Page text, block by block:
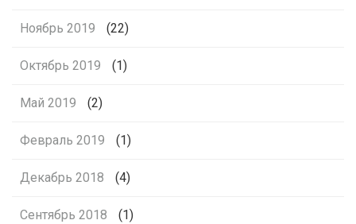
Ноябрь 2019 (22)
Октябрь 2019 (1)
Май 2019 (2)
Февраль 2019 (1)
Декабрь 2018 (4)
Сентябрь 2018 (1)